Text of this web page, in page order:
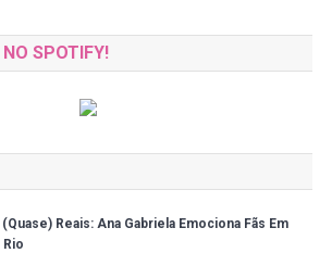
SPOTIFY!
Reais: Ana Gabriela Emociona Fãs Em